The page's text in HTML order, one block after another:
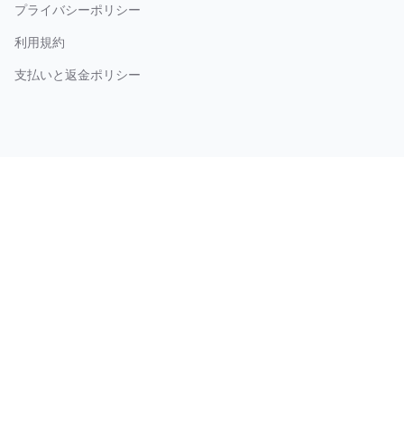
プライバシーポリシー
利用規約
支払いと返金ポリシー